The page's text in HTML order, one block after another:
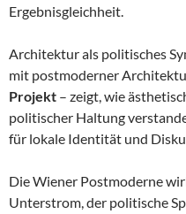
Ergebnisgleichheit.
Architektur als politisches
mit postmoderner
Projekt – zeigt, wie
politischer Haltung
für lokale Identität und
Die Wiener Postmoderne
Unterstrom, der politische